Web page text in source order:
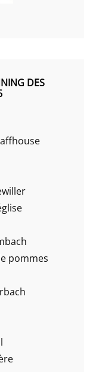
DES
pommes